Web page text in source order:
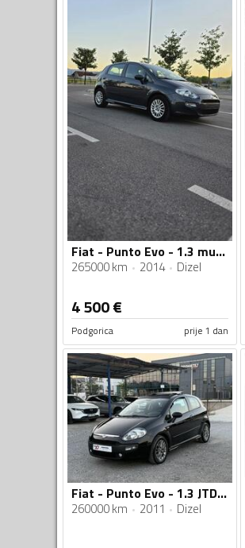
Fiat - Punto Evo - 1.3 multijet
265000 km 2014 Dizel
4 500€
Podgorica prije 1 dan
Fiat - Punto Evo - 1.3 JTDm
260000 km 2011 Dizel